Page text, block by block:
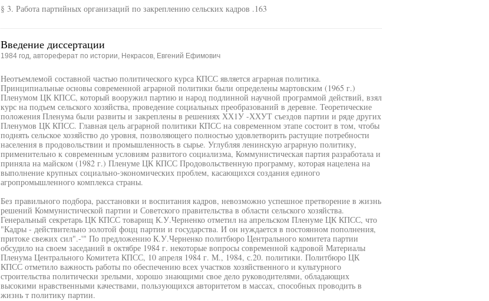
§ 3. Работа партийных организаций по закреплению сельских кадров .163
Введение диссертации
1984 год, автореферат по истории, Некрасов, Евгений Ефимович
Неотъемлемой составной частью политического курса КПСС является аграрная политика.
Принципиальные основы современной аграрной политики были определены мартовским (1965 г.)
Пленумом ЦК КПСС, который вооружил партию и народ подлинной научной программой действий, взял
курс на подъем сельского хозяйства, проведение социальных преобразований в деревне. Теоретические
положения Пленума были развиты и закреплены в решениях ХХ1У -ХХУТ съездов партии и ряде других
Пленумов ЦК КПСС. Главная цель аграрной политики КПСС на современном этапе состоит в том, чтобы
поднять сельское хозяйство до уровня, позволяющего полностью удовлетворить растущие потребности
населения в продовольствии и промышленность в сырье. Углубляя ленинскую аграрную политику,
применительно к современным условиям развитого социализма, Коммунистическая партия разработала и
приняла на майском (1982 г.) Пленуме ЦК КПСС Продовольственную программу, которая нацелена на
выполнение крупных социально-экономических проблем, касающихся создания единого
агропромышленного комплекса страны.
Без правильного подбора, расстановки и воспитания кадров, невозможно успешное претворение в жизнь
решений Коммунистической партии и Советского правительства в области сельского хозяйства.
Генеральный секретарь ЦК КПСС товарищ К.У.Черненко отметил на апрельском Пленуме ЦК КПСС, что
"Кадры - действительно золотой фоцц партии и государства. И он нуждается в постоянном пополнения,
притоке свежих сил".-'" По предложению К.У.Черненко политбюро Центрального комитета партии
обсудило на своем заседаний в октябре 1984 г. некоторые вопросы современной кадровой Материалы
Пленума Центрального Комитета КПСС, 10 апреля 1984 г. М., 1984, с.20. политики. Политбюро ЦК
КПСС отметило важность работы по обеспечению всех участков хозяйственного и культурного
строительства политически зрелыми, хорошо знающими свое дело руководителями, обладающих
высокими нравственными качествами, пользующихся авторитетом в массах, способных проводить в
жизнь т политику партии.